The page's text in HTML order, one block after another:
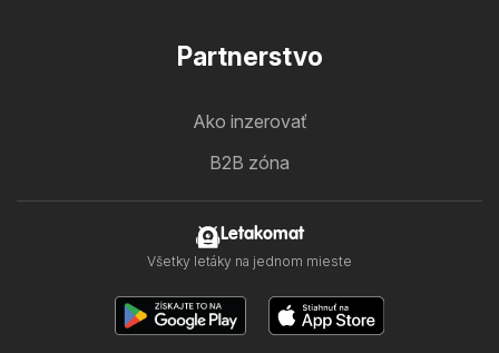
Partnerstvo
Ako inzerovať
B2B zóna
Letakomat
Všetky letáky na jednom mieste